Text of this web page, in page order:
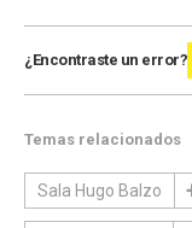
¿Encontraste un error?
Temas relacionados
Sala Hugo Balzo